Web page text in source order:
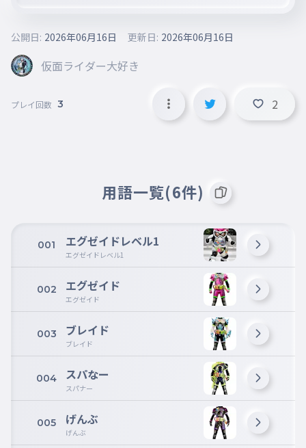
仮面ライダー大好き
公開日: 2026年06月16日 更新日: 2026年06月16日
プレイ回数 3 2
用語一覧(6件)
001 エグゼイドレベル1
エグゼイドレベル1
002 エグゼイド
エグゼイド
003 ブレイド
ブレイド
004 スパなー
スパナー
005 げんぶ
げんぶ